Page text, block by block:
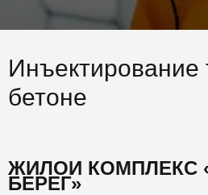
бетоне
ЖИЛОЙ КОМПЛЕКС
БЕРЕГ»